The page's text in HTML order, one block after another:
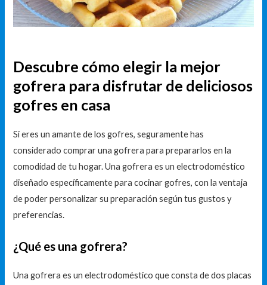
Descubre cómo elegir la mejor
gofrera para disfrutar de deliciosos
gofres en casa
Si eres un amante de los gofres, seguramente has
considerado comprar una gofrera para prepararlos en la
comodidad de tu hogar. Una gofrera es un electrodoméstico
diseñado específicamente para cocinar gofres, con la ventaja
de poder personalizar su preparación según tus gustos y
preferencias.
¿Qué es una gofrera?
Una gofrera es un electrodoméstico que consta de dos placas